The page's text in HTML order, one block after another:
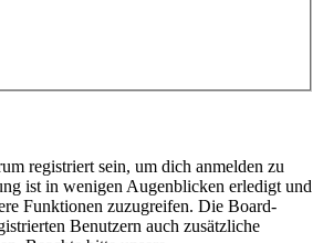
registriert sein, um dich anmelden zu
ist in wenigen Augenblicken erledigt und
Funktionen zuzugreifen. Die Board-
Benutzern auch zusätzliche